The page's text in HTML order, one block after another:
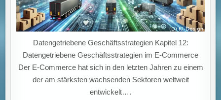
Datengetriebene Geschäftsstrategien Kapitel 12:
Datengetriebene Geschäftsstrategien im E-Commerce
Der E-Commerce hat sich in den letzten Jahren zu einem
der am stärksten wachsenden Sektoren weltweit
entwickelt….